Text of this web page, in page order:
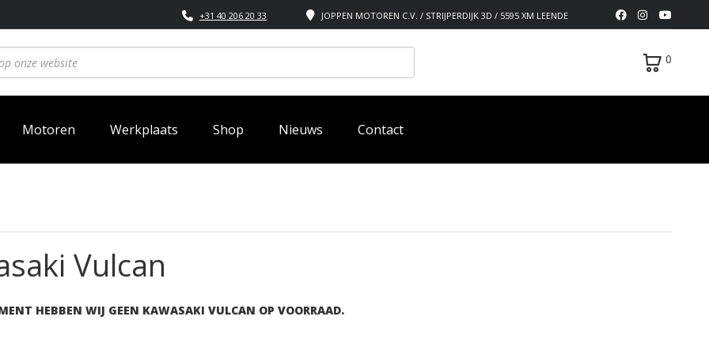
JOPPEN MOTOREN C.V. / STRIJPERDIJK 3D / 5595 XM LEENDE
+31 40 206 20 33
0
Motoren Werkplaats Shop Nieuws Contact
Vulcan
HEBBEN WIJ GEEN KAWASAKI VULCAN OP VOORRAAD.